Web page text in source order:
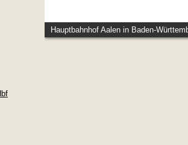
Hauptbahnhof Aalen in Baden-